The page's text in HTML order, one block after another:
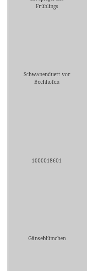
Frühlings
Schwanenduett vor
Bechhofen
1000018601
Gänseblümchen